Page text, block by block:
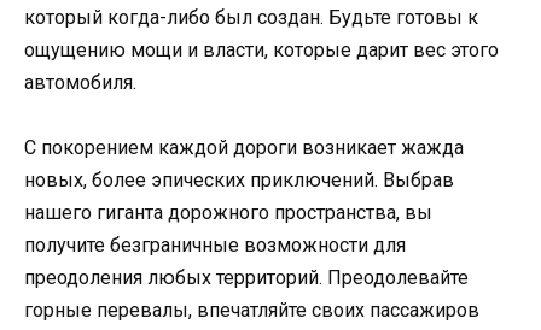
который когда-либо был создан. Будьте готовы к
ощущению мощи и власти, которые дарит вес этого
автомобиля.
С покорением каждой дороги возникает жажда
новых, более эпических приключений. Выбрав
нашего гиганта дорожного пространства, вы
получите безграничные возможности для
преодоления любых территорий. Преодолевайте
горные перевалы, впечатляйте своих пассажиров